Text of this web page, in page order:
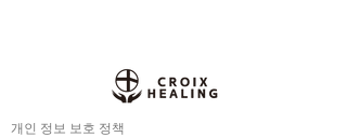
개인 정보 보호 정책